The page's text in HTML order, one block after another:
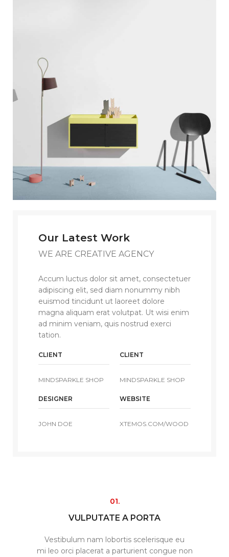
Our Latest Work
WE ARE CREATIVE AGENCY
Accum luctus dolor sit amet, consectetuer
adipiscing elit, sed diam nonummy nibh
euismod tincidunt ut laoreet dolore
magna aliquam erat volutpat. Ut wisi enim
ad minim veniam, quis nostrud exerci
tation.
CLIENT
MINDSPARKLE SHOP
CLIENT
MINDSPARKLE SHOP
DESIGNER
JOHN DOE
WEBSITE
XTEMOS.COM/WOOD
01.
VULPUTATE A PORTA
Vestibulum nam lobortis scelerisque eu
mi leo orci placerat a parturient congue non